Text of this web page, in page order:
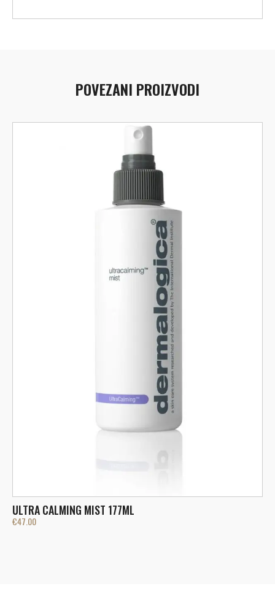
POVEZANI PROIZVODI
ULTRA CALMING MIST 177ML
€47.00